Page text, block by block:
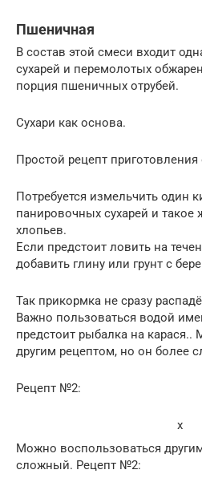
Пшеничная
В состав этой смеси входит
сухарей и перемолотых
порция пшеничных отрубей.
Сухари как основа.
Простой рецепт
Потребуется измельчить один
панировочных сухарей и
хлопьев.
Если предстоит ловить на
добавить глину или грунт с
Так прикормка не сразу
Важно пользоваться водой
предстоит рыбалка на
другим рецептом, но он более
Рецепт №2:
x
Можно воспользоваться
сложный. Рецепт №2: